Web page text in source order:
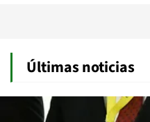
Últimas noticias